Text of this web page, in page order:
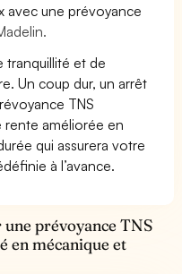
avec une prévoyance
tranquillité et de
Un coup dur, un arrêt
TNS
rente améliorée en
qui assurera votre
à l’avance.
prévoyance TNS
en mécanique et